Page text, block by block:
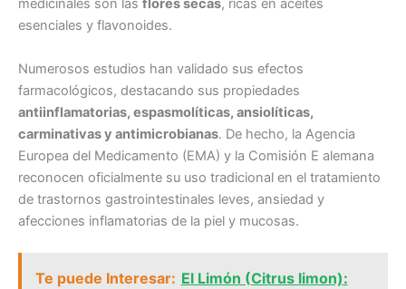
medicinales son las flores secas, ricas en aceites
esenciales y flavonoides.
Numerosos estudios han validado sus efectos
farmacológicos, destacando sus propiedades
antiinflamatorias, espasmolíticas, ansiolíticas,
carminativas y antimicrobianas. De hecho, la Agencia
Europea del Medicamento (EMA) y la Comisión E alemana
reconocen oficialmente su uso tradicional en el tratamiento
de trastornos gastrointestinales leves, ansiedad y
afecciones inflamatorias de la piel y mucosas.
Te puede Interesar: El Limón (Citrus limon):